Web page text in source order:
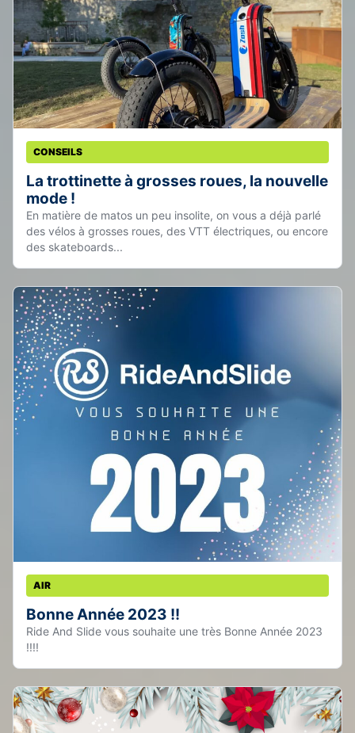
CONSEILS
La trottinette à grosses roues, la nouvelle
mode !
En matière de matos un peu insolite, on vous a déjà parlé
des vélos à grosses roues, des VTT électriques, ou encore
des skateboards...
AIR
Bonne Année 2023 !!
Ride And Slide vous souhaite une très Bonne Année 2023
!!!!